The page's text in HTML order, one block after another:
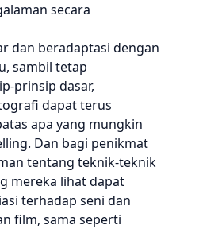
secara
dan beradaptasi dengan
sambil tetap
prinsip dasar,
dapat terus
apa yang mungkin
Dan bagi penikmat
tentang teknik-teknik
mereka lihat dapat
terhadap seni dan
film, sama seperti